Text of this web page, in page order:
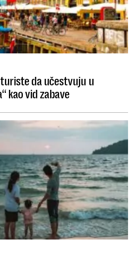
da učestvuju u
kao vid zabave